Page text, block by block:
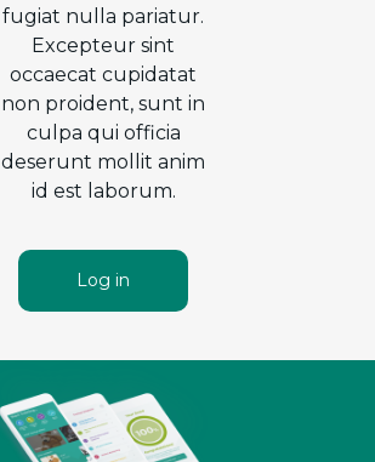
fugiat nulla pariatur.
Excepteur sint
occaecat cupidatat
non proident, sunt in
culpa qui officia
deserunt mollit anim
id est laborum.
Log in